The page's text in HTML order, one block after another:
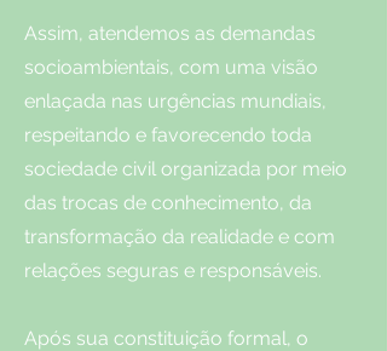
Assim, atendemos as demandas
socioambientais, com uma visão
enlaçada nas urgências mundiais,
respeitando e favorecendo toda
sociedade civil organizada por meio
das trocas de conhecimento, da
transformação da realidade e com
relações seguras e responsáveis.
Após sua constituição formal, o